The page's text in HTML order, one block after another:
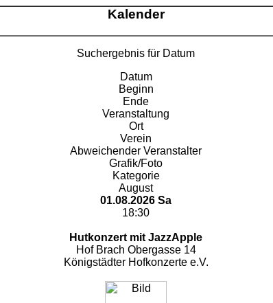
Kalender
Suchergebnis für Datum
Datum
Beginn
Ende
Veranstaltung
Ort
Verein
Abweichender Veranstalter
Grafik/Foto
Kategorie
August
01.08.2026 Sa
18:30
Hutkonzert mit JazzApple
Hof Brach Obergasse 14
Königstädter Hofkonzerte e.V.